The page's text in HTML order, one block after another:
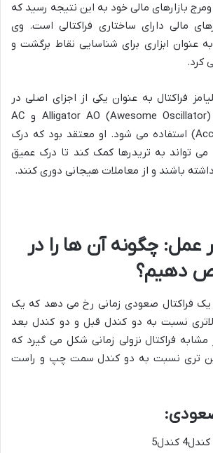
بازارهای مالی خود به این نتیجه رسید که
مالی دارای ساختاری فراکتالی است. وی
به عنوان ابزاری برای شناسایی نقاط برگشت و
کرد.
فراکتال به عنوان یکی از اجزای اصلی در
کنار ابزارهایی چون Alligator AO (Awesome Oscillator) و AC
(Accelerator Oscillator) استفاده می شود. او معتقد بود که درک
می تواند به تریدرها کمک کند تا درک عمیق
باشند و از معاملات هیجانی دوری کنند.
عمل: چگونه آن ها را در
دهیم؟
یک فراکتال صعودی زمانی رخ می دهد که یک
نسبت به دو کندل قبل و دو کندل بعد
فراکتال نزولی زمانی شکل می گیرد که
تری نسبت به دو کندل سمت چپ و راست
کندل4 کندل5